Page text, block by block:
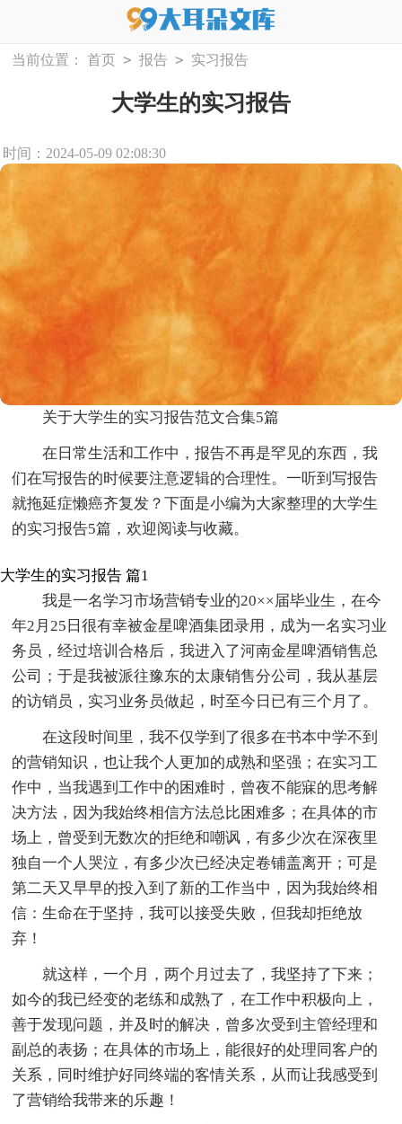
当前位置： 首页 > 报告 > 实习报告
大学生的实习报告
时间：2024-05-09 02:08:30
关于大学生的实习报告范文合集5篇
在日常生活和工作中，报告不再是罕见的东西，我
们在写报告的时候要注意逻辑的合理性。一听到写报告
就拖延症懒癌齐复发？下面是小编为大家整理的大学生
的实习报告5篇，欢迎阅读与收藏。
大学生的实习报告 篇1
我是一名学习市场营销专业的20××届毕业生，在今
年2月25日很有幸被金星啤酒集团录用，成为一名实习业
务员，经过培训合格后，我进入了河南金星啤酒销售总
公司；于是我被派往豫东的太康销售分公司，我从基层
的访销员，实习业务员做起，时至今日已有三个月了。
在这段时间里，我不仅学到了很多在书本中学不到
的营销知识，也让我个人更加的成熟和坚强；在实习工
作中，当我遇到工作中的困难时，曾夜不能寐的思考解
决方法，因为我始终相信方法总比困难多；在具体的市
场上，曾受到无数次的拒绝和嘲讽，有多少次在深夜里
独自一个人哭泣，有多少次已经决定卷铺盖离开；可是
第二天又早早的投入到了新的工作当中，因为我始终相
信：生命在于坚持，我可以接受失败，但我却拒绝放
弃！
就这样，一个月，两个月过去了，我坚持了下来；
如今的我已经变的老练和成熟了，在工作中积极向上，
善于发现问题，并及时的解决，曾多次受到主管经理和
副总的表扬；在具体的市场上，能很好的处理同客户的
关系，同时维护好同终端的客情关系，从而让我感受到
了营销给我带来的乐趣！